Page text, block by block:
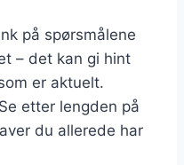
på spørsmålene
– det kan gi hint
er aktuelt.
Se etter lengden på
du allerede har